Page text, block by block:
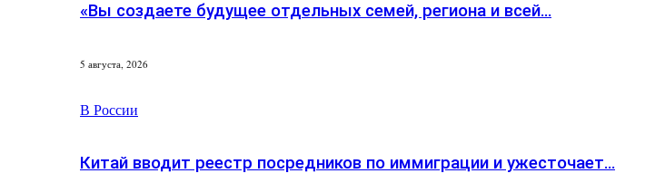
«Вы создаете будущее отдельных семей, региона и всей…
5 августа, 2026
В России
Китай вводит реестр посредников по иммиграции и ужесточает…